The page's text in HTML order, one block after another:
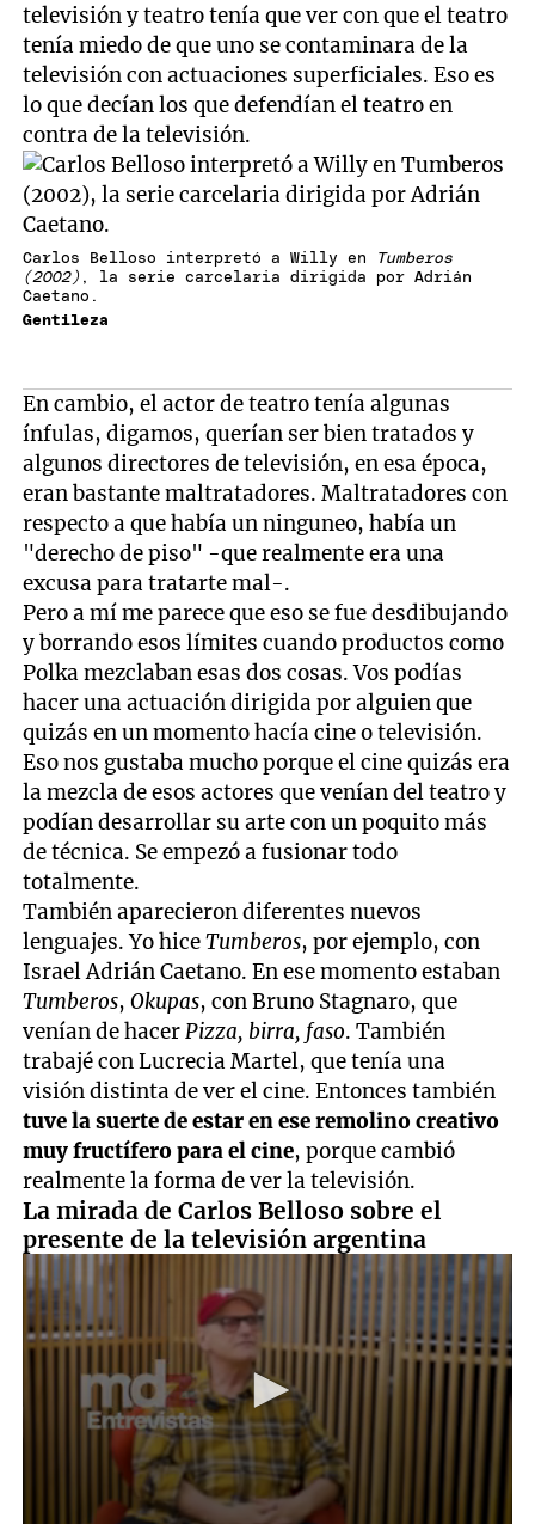
televisión y teatro tenía que ver con que el teatro
tenía miedo de que uno se contaminara de la
televisión con actuaciones superficiales. Eso es
lo que decían los que defendían el teatro en
contra de la televisión.
Carlos Belloso interpretó a Willy en
Tumberos
(2002) , la serie carcelaria dirigida por Adrián
Caetano.
Gentileza
En cambio, el actor de teatro tenía algunas
ínfulas, digamos, querían ser bien tratados y
algunos directores de televisión, en esa época,
eran bastante maltratadores. Maltratadores con
respecto a que había un ninguneo, había un
"derecho de piso" -que realmente era una
excusa para tratarte mal-.
Pero a mí me parece que eso se fue desdibujando
y borrando esos límites cuando productos como
Polka mezclaban esas dos cosas. Vos podías
hacer una actuación dirigida por alguien que
quizás en un momento hacía cine o televisión.
Eso nos gustaba mucho porque el cine quizás era
la mezcla de esos actores que venían del teatro y
podían desarrollar su arte con un poquito más
de técnica. Se empezó a fusionar todo
totalmente.
También aparecieron diferentes nuevos
lenguajes. Yo hiceTumberos, por ejemplo, con
Israel Adrián Caetano. En ese momento estaban
Tumberos,Okupas, con Bruno Stagnaro, que
venían de hacerPizza, birra, faso. También
trabajé con Lucrecia Martel, que tenía una
visión distinta de ver el cine. Entonces también
tuve la suerte de estar en ese remolino creativo
muy fructífero para el cine, porque cambió
realmente la forma de ver la televisión.
La mirada de Carlos Belloso sobre el
presente de la televisión argentina